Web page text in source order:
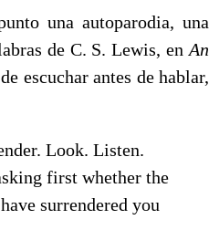
una autoparodia, una
de C. S. Lewis, en An
escuchar antes de hablar,
Look. Listen.
first whether the
surrendered you